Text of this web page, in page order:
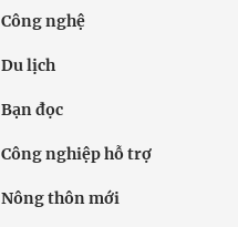
Công nghệ
Du lịch
Bạn đọc
Công nghiệp hỗ trợ
Nông thôn mới